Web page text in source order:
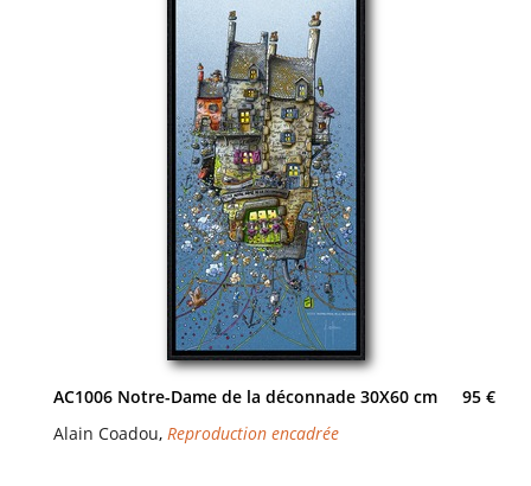
AC1006 Notre-Dame de la déconnade 30X60 cm
95 €
Alain Coadou, Reproduction encadrée